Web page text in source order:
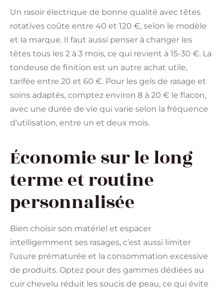
Un rasoir électrique de bonne qualité avec têtes
rotatives coûte entre 40 et 120 €, selon le modèle
et la marque. Il faut aussi penser à changer les
têtes tous les 2 à 3 mois, ce qui revient à 15-30 €. La
tondeuse de finition est un autre achat utile,
tarifée entre 20 et 60 €. Pour les gels de rasage et
soins adaptés, comptez environ 8 à 20 € le flacon,
avec une durée de vie qui varie selon la fréquence
d’utilisation, entre un et deux mois.
Économie sur le long
terme et routine
personnalisée
Bien choisir son matériel et espacer
intelligemment ses rasages, c’est aussi limiter
l’usure prématurée et la consommation excessive
de produits. Optez pour des gammes dédiées au
cuir chevelu réduit les soucis de peau, ce qui évite